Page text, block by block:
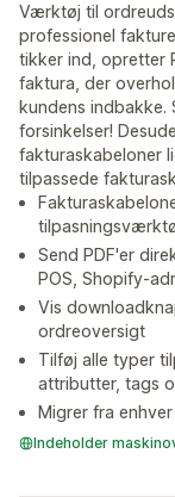
Værktøj til
professionel
tikker ind, opretter
faktura, der
kundens indbakke.
forsinkelser!
fakturaskabeloner
tilpassede
Send PDF'er
POS, Shopify-
Vis
ordreoversigt
Tilføj alle typer
attributter, tags
Migrer fra
Indeholder